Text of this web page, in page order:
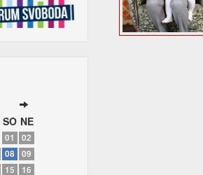
SO NE
01
02
08 09
15
16